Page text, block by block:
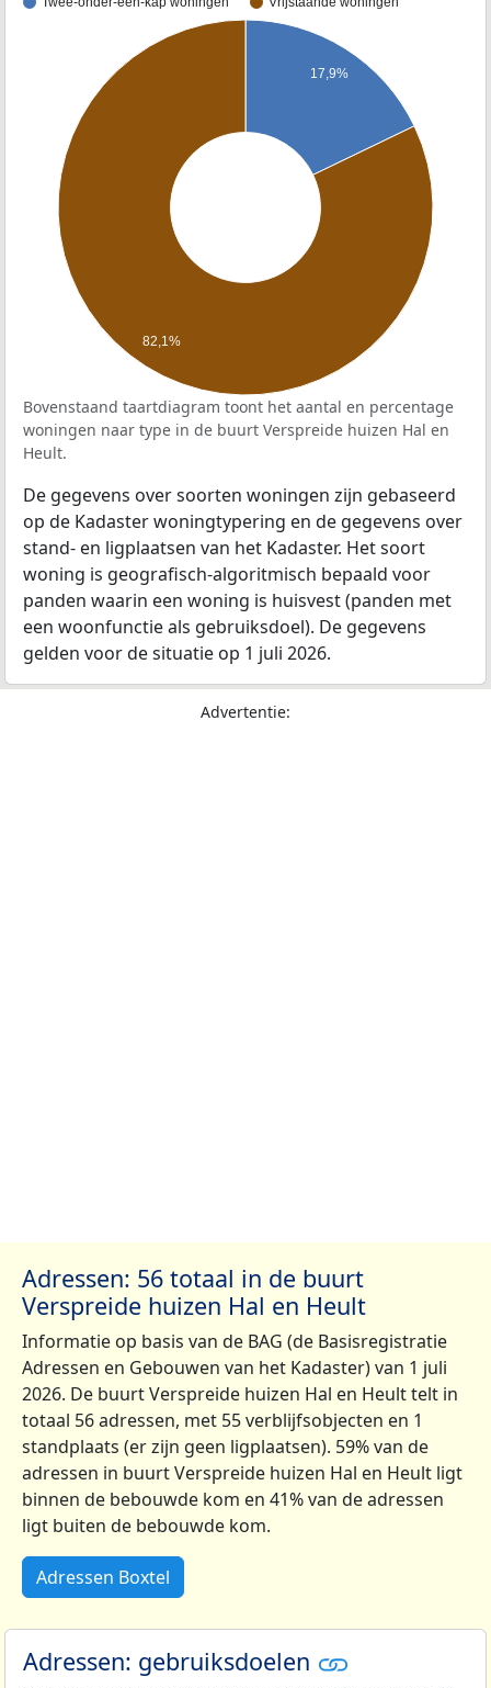
17,9%
82,1%
Bovenstaand taartdiagram toont het aantal en percentage
woningen naar type in de buurt Verspreide huizen Hal en
Heult.
De gegevens over soorten woningen zijn gebaseerd
op de Kadaster woningtypering en de gegevens over
stand- en ligplaatsen van het Kadaster. Het soort
woning is geografisch-algoritmisch bepaald voor
panden waarin een woning is huisvest (panden met
een woonfunctie als gebruiksdoel). De gegevens
gelden voor de situatie op 1 juli 2026.
Advertentie:
Adressen: 56 totaal in de buurt
Verspreide huizen Hal en Heult
Informatie op basis van de BAG (de Basisregistratie
Adressen en Gebouwen van het Kadaster) van 1 juli
2026. De buurt Verspreide huizen Hal en Heult telt in
totaal 56 adressen, met 55 verblijfsobjecten en 1
standplaats (er zijn geen ligplaatsen). 59% van de
adressen in buurt Verspreide huizen Hal en Heult ligt
binnen de bebouwde kom en 41% van de adressen
ligt buiten de bebouwde kom.
Adressen Boxtel
Adressen: gebruiksdoelen